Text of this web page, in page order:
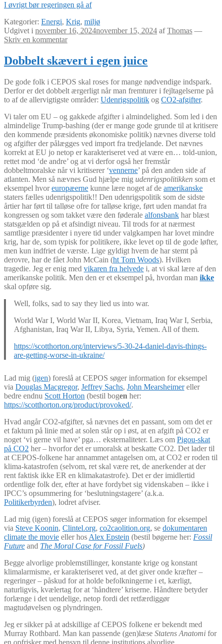
I øvrigt bør regeringen gå af
Kategorier: Energi, Krig, miljø
Udgivet i november 16, 2024november 15, 2024 afThomas —
Skriv en kommentar
Dobbelt skævert i egen juice
De gode folk i CEPOS skal roses for mange nødvendige indspark.
Derfor er det dobbelt ærgerligt når man fremturer i fejltagelserne på
to af de allervigtigste områder: Udenrigspolitik og CO2-afgifter.
Vi taler om EU – og gakkede afgifter i almindelighed. Som led i den
almindelige Trump-bashing (der er mange gode grunde til at kritisere
den kommende præsidents økonomiske politik) nævnes diverse told
og afgifter der pålægges ved import fra tredjelande. Det nævnes
korrekt at EU jo netop er karakteriseret ved at være en… told-union,
rettet mod ‘de andre’ og at vi derfor også her fremstår
dobbeltmoralske når vi kritiserer ‘vennerne’ på den anden side af
atlanten. Men så nævnes Gud hjælpe mig udenrigspolitikken som et
eksempel hvoreuropæerne kunne lære noget af de amerikanske
staters fælles udenrigspolitik!! Den udenrigspolitik som de sidste
årtier har ført til talløse ofre for talløse krige, ført uden mandat fra
kongressen og som takket være den føderale alfonsbank har blæst
statsgælden op på et afsindigt niveau. Til trods for at nærmest
samtlige præsidenter i nyere tid under valgkampen har lovet mindre
krig, har de, som typisk for politikere, ikke levet op til de gode løfter,
men kun indfriet de værste. Lige gyldigt hvem de har stemt på
derovre, har de fået John McCain (ht Tom Woods). Hvilken
tragedie. Jeg er enig med vikaren fra helvede i, at vi skal lære af den
amerikanske politik. Men den er et eksempel på, hvordan man ikke
skal opføre sig.
Well, folks, sad to say they lied us into war.
World War I, World War II, Korea, Vietnam, Iraq War I, Serbia,
Afghanistan, Iraq War II, Libya, Syria, Yemen. All of them.
https://scotthorton.org/interviews/5-30-24-daniel-davis-things-
are-getting-worse-in-ukraine/
Lad mig (igen) foreslå at CEPOS søger information for eksempel
via Douglas Macgregor, Jeffrey Sachs, John Mearsheimereller
bedre endnu Scott Horton (bestil bogen her:
https://scotthorton.org/product/provoked/.
Hvad angår CO2-afgifter, så nævnes det en passant, som om det er
et faktum på linie med at solen står op i øst, at en afgift på CO2 er
noget ‘vi gerne vil have’ pga… eksternaliteter. Læs om Pigou-skat
på CO2 her – hvorfor det er umoralsk at beskatte CO2. Det lader til
at CEPOS-folkene har annammet antagelsen om, at CO2 er roden til
klima-katastrofen (selvom, ret skal være ret, de anerkender at der
rent faktisk ikke ER en klimakatastrofe). Det er der imidlertid
ordentlige folk der, efter at have fordybet sig videnskaben – ikke i
IPCC’s opsummering for ‘beslutningstagere’ (a.k.a.
Politikerbyrden), lodret afviser.
Lad mig (igen) foreslå at CEPOS søger information for eksempel
via Steve Koonin, Clintel.org, co2caolition.org, se dokumentaren
climate the movie eller hos Alex Epstein (bestil bøgerne her: Fossil
Future and The Moral Case for Fossil Fuels)
Begge alvorlige problemstillinger, konstante krige og konstant
klimalarmisme, er karakteriseret ved, at det giver onde kræfter –
regeringer – påskud for at holde befolkningerne i et, kærligt,
naturligvis, kvælertag for at ‘håndtere’ kriserne. Håndtere betyder
forlænge i det uendelige, netop fordi det retfærdiggør
magtudøvelsen og plyndringen.
Jeg er sikker på at adskillige af CEPOS folkene er bekendt med
Murray Rothbard. Man kan passende (gen)læse Statens Anatomi for